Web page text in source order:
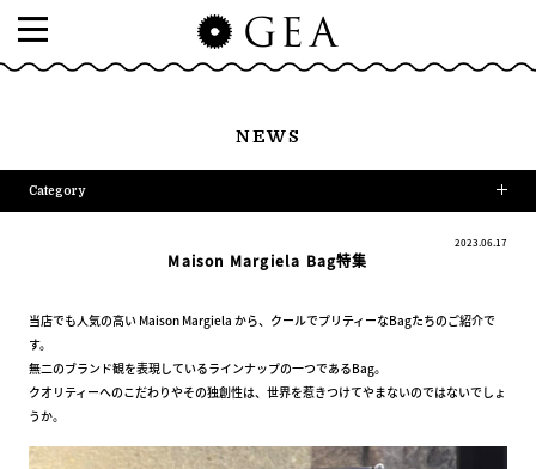
NEWS
Category
2023.06.17
Maison Margiela Bag特集
当店でも人気の高い Maison Margiela から、クールでプリティーなBagたちのご紹介で
す。
無二のブランド観を表現しているラインナップの一つであるBag。
クオリティーへのこだわりやその独創性は、世界を惹きつけてやまないのではないでしょ
うか。